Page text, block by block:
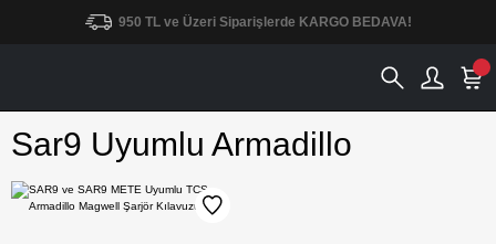
950 TL ve Üzeri Siparişlerde KARGO BEDAVA!
Sar9 Uyumlu Armadillo